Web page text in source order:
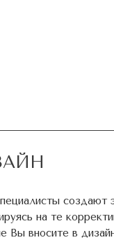
создают
на те
Вы вносите в